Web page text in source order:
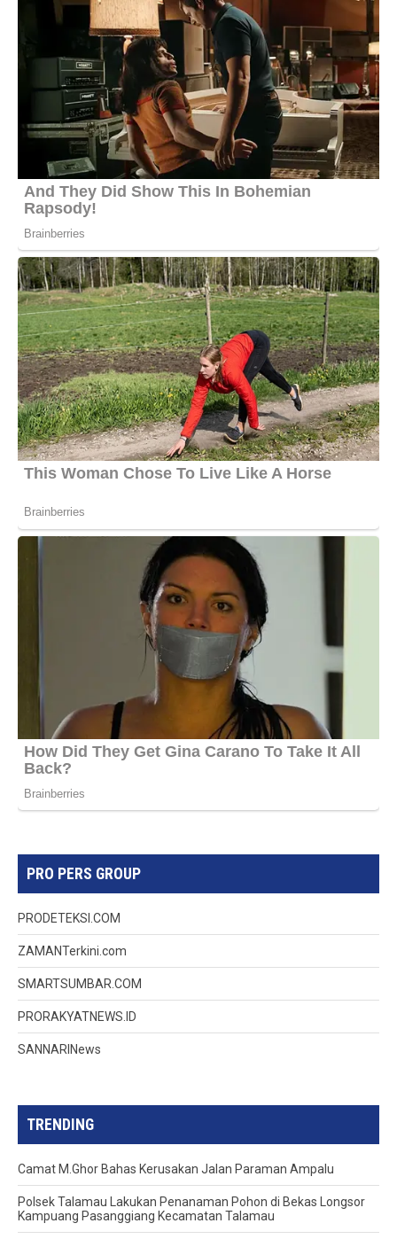
PRO PERS GROUP
PRODETEKSI.COM
ZAMANTerkini.com
SMARTSUMBAR.COM
PRORAKYATNEWS.ID
SANNARINews
TRENDING
Camat M.Ghor Bahas Kerusakan Jalan Paraman Ampalu
Polsek Talamau Lakukan Penanaman Pohon di Bekas Longsor
Kampuang Pasanggiang Kecamatan Talamau